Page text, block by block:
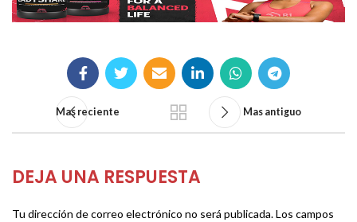
Mas reciente Mas antiguo
DEJA UNA RESPUESTA
Tu dirección de correo electrónico no será publicada.Los campos